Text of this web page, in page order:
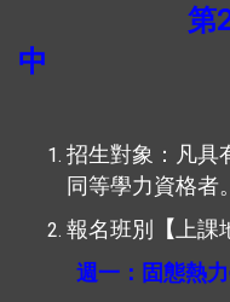
第
中
招生對象：凡具
同等學力資格者。
報名班別
【 上課
週一：固態熱